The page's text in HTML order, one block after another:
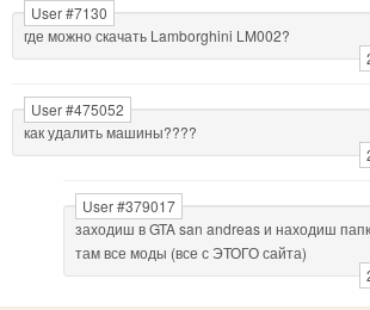
где можно скачать Lamborghini LM002?
User #7130
как удалить машины????
User #475052
заходиш в GTA san andreas и находиш
там все моды (все с ЭТОГО сайта)
User #379017